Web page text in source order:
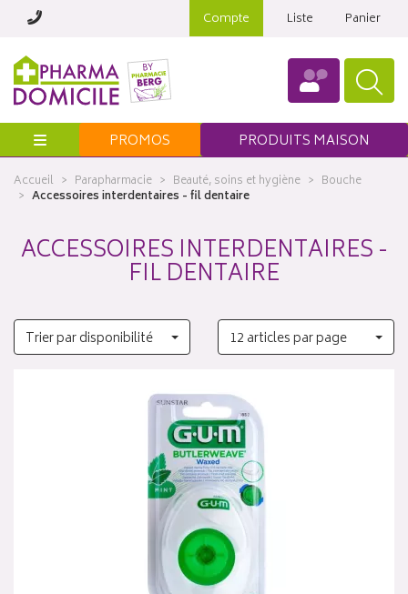
Compte Liste Panier
Menu PROMOS PRODUITS MAISON
Accueil Parapharmacie Beauté, soins et hygiène
Bouche
Accessoires interdentaires - fil dentaire
ACCESSOIRES INTERDENTAIRES -
FIL DENTAIRE
Trier par disponibilité 12 articles par page